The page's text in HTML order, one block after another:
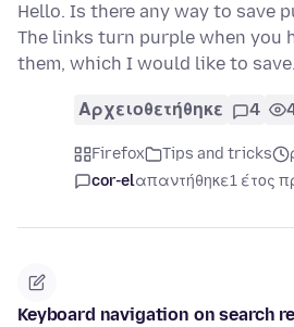
Hello. Is there any way to save
The links turn purple when you
them, which I would like to save.
Αρχειοθετήθηκε 4
Firefox Tips and tricks
cor-elαπαντήθηκε1 έτος
Keyboard navigation on search